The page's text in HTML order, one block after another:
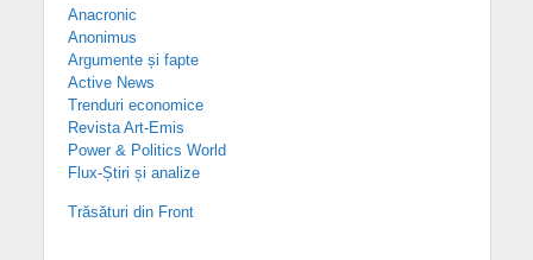
Anacronic
Anonimus
Argumente și fapte
Active News
Trenduri economice
Revista Art-Emis
Power & Politics World
Flux-Știri și analize
Trăsături din Front